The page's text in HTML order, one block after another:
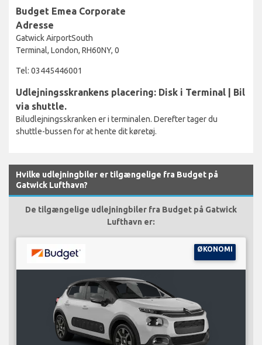
Budget Emea Corporate
Adresse
Gatwick AirportSouth
Terminal, London, RH60NY, 0
Tel: 03445446001
Udlejningsskrankens placering: Disk i Terminal | Bil
via shuttle.
Biludlejningsskranken er i terminalen. Derefter tager du
shuttle-bussen for at hente dit køretøj.
Hvilke udlejningbiler er tilgængelige fra Budget på
Gatwick Lufthavn?
De tilgængelige udlejningbiler fra Budget på Gatwick
Lufthavn er:
ØKONOMI